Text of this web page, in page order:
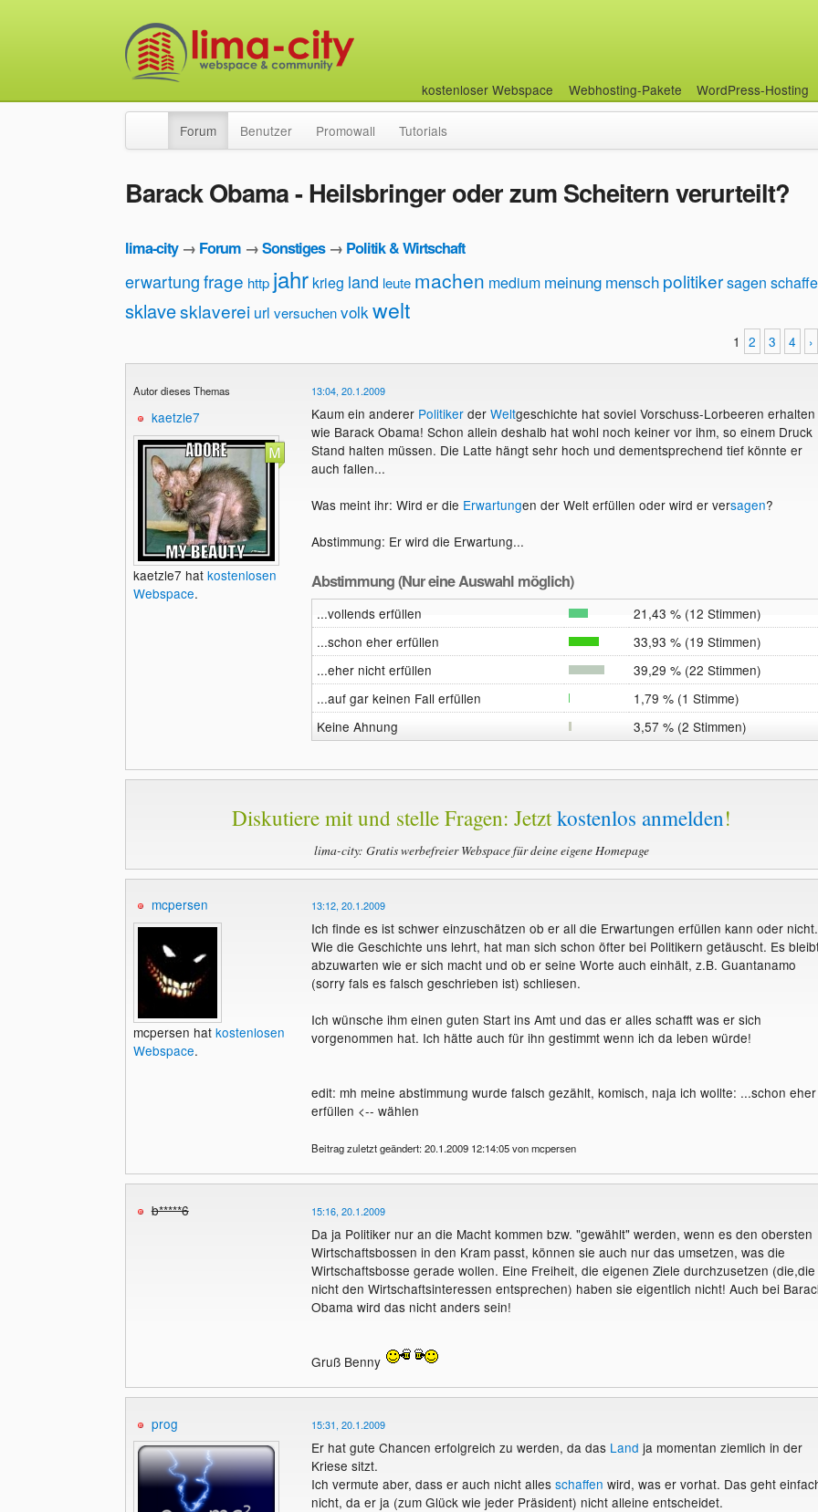
kostenloser Webspace Webhosting-Pakete WordPress-Hosting
Forum Benutzer Promowall Tutorials
Barack Obama - Heilsbringer oder zum Scheitern verurteilt?
lima-city→ Forum →Sonstiges→ Politik & Wirtschaft
erwartungfrage http jahr krieg land leute machen medium meinung mensch politikersagen
sklavesklaverei url versuchenvolk welt
1 2 3 4 ›
Autor dieses Themas
kaetzle7
kaetzle7 hat kostenlosen
Webspace.
13:04, 20.1.2009
Kaum ein anderer Politikerder Weltgeschichte hat soviel Vorschuss-Lorbeeren erhalten
wie Barack Obama! Schon allein deshalb hat wohl noch keiner vor ihm, so einem Druck
Stand halten müssen. Die Latte hängt sehr hoch und dementsprechend tief könnte er
auch fallen...
Was meint ihr: Wird er die Erwartungen der Welt erfüllen oder wird er versagen?
Abstimmung: Er wird die Erwartung...
Abstimmung (Nur eine Auswahl möglich)
...vollends erfüllen
21,43 % (12 Stimmen)
...schon eher erfüllen
33,93 % (19 Stimmen)
...eher nicht erfüllen
39,29 % (22 Stimmen)
...auf gar keinen Fall erfüllen
1,79 % (1 Stimme)
Keine Ahnung
3,57 % (2 Stimmen)
Diskutiere mit und stelle Fragen: Jetztkostenlos anmelden!
lima-city: Gratis werbefreier Webspace für deine eigene Homepage
mcpersen
mcpersen hat kostenlosen
Webspace.
13:12, 20.1.2009
Ich finde es ist schwer einzuschätzen ob er all die Erwartungen erfüllen kann oder nicht.
Wie die Geschichte uns lehrt, hat man sich schon öfter bei Politikern getäuscht. Es
abzuwarten wie er sich macht und ob er seine Worte auch einhält, z.B. Guantanamo
(sorry fals es falsch geschrieben ist) schliesen.
Ich wünsche ihm einen guten Start ins Amt und das er alles schafft was er sich
vorgenommen hat. Ich hätte auch für ihn gestimmt wenn ich da leben würde!
edit: mh meine abstimmung wurde falsch gezählt, komisch, naja ich wollte: ...schon eher
erfüllen <-- wählen
Beitrag zuletzt geändert: 20.1.2009 12:14:05 von mcpersen
b*****6 15:16, 20.1.2009
Da ja Politiker nur an die Macht kommen bzw. "gewählt" werden, wenn es den obersten
Wirtschaftsbossen in den Kram passt, können sie auch nur das umsetzen, was die
Wirtschaftsbosse gerade wollen. Eine Freiheit, die eigenen Ziele durchzusetzen (die,die
nicht den Wirtschaftsinteressen entsprechen) haben sie eigentlich nicht! Auch bei
Obama wird das nicht anders sein!
Gruß Benny
prog 15:31, 20.1.2009
Er hat gute Chancen erfolgreich zu werden, da das Land ja momentan ziemlich in der
Kriese sitzt.
Ich vermute aber, dass er auch nicht alles schaffen wird, was er vorhat. Das geht
nicht, da er ja (zum Glück wie jeder Präsident) nicht alleine entscheidet.